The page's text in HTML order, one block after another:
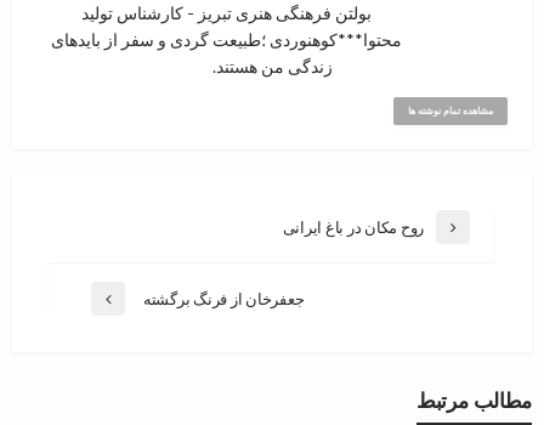
بولتن فرهنگی هنری تبریز - کارشناس تولید
محتوا***کوهنوردی ؛‌طبیعت گردی و سفر از بایدهای
زندگی من هستند.
مشاهده تمام نوشته ها
روح مکان در باغ ایرانی
جعفرخان از فرنگ برگشته
مطالب مرتبط